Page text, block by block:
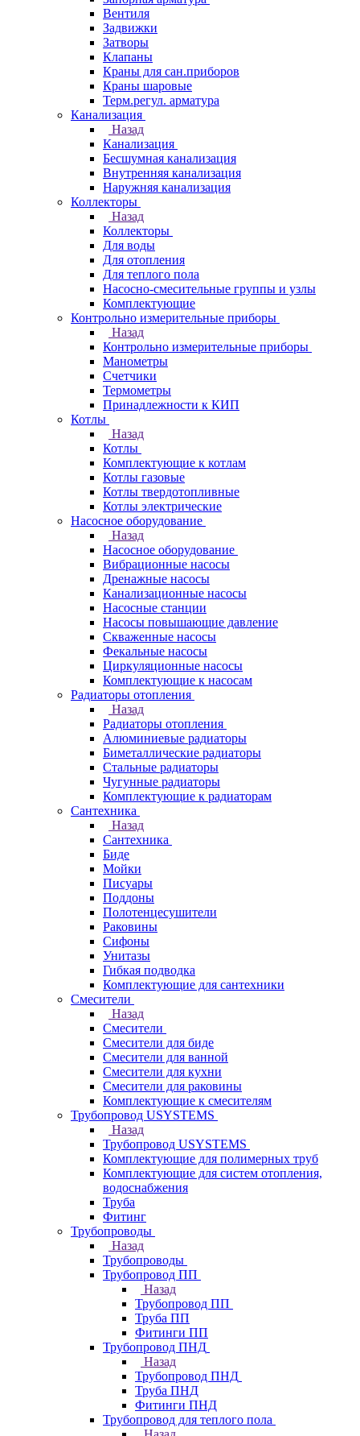
Вентиля
Задвижки
Затворы
Клапаны
Краны для сан.приборов
Краны шаровые
Терм.регул. арматура
Канализация
Назад
Канализация
Бесшумная канализация
Внутренняя канализация
Наружняя канализация
Коллекторы
Назад
Коллекторы
Для воды
Для отопления
Для теплого пола
Насосно-смесительные группы и узлы
Комплектующие
Контрольно измерительные приборы
Назад
Контрольно измерительные приборы
Манометры
Счетчики
Термометры
Принадлежности к КИП
Котлы
Назад
Котлы
Комплектующие к котлам
Котлы газовые
Котлы твердотопливные
Котлы электрические
Насосное оборудование
Назад
Насосное оборудование
Вибрационные насосы
Дренажные насосы
Канализационные насосы
Насосные станции
Насосы повышающие давление
Скваженные насосы
Фекальные насосы
Циркуляционные насосы
Комплектующие к насосам
Радиаторы отопления
Назад
Радиаторы отопления
Алюминиевые радиаторы
Биметаллические радиаторы
Стальные радиаторы
Чугунные радиаторы
Комплектующие к радиаторам
Сантехника
Назад
Сантехника
Биде
Мойки
Писуары
Поддоны
Полотенцесушители
Раковины
Сифоны
Унитазы
Гибкая подводка
Комплектующие для сантехники
Смесители
Назад
Смесители
Смесители для биде
Смесители для ванной
Смесители для кухни
Смесители для раковины
Комплектующие к смесителям
Трубопровод USYSTEMS
Назад
Трубопровод USYSTEMS
Комплектующие для полимерных труб
Комплектующие для систем отопления,
водоснабжения
Труба
Фитинг
Трубопроводы
Назад
Трубопроводы
Трубопровод ПП
Назад
Трубопровод ПП
Труба ПП
Фитинги ПП
Трубопровод ПНД
Назад
Трубопровод ПНД
Труба ПНД
Фитинги ПНД
Трубопровод для теплого пола